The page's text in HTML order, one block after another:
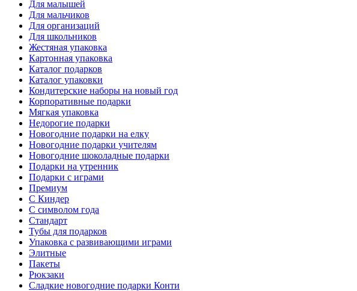
Для малышей
Для мальчиков
Для организаций
Для школьников
Жестяная упаковка
Картонная упаковка
Каталог подарков
Каталог упаковки
Кондитерские наборы на новый год
Корпоративные подарки
Мягкая упаковка
Недорогие подарки
Новогодние подарки на елку
Новогодние подарки учителям
Новогодние шоколадные подарки
Подарки на утренник
Подарки с играми
Премиум
С Киндер
С символом года
Стандарт
Тубы для подарков
Упаковка с развивающими играми
Элитные
Пакеты
Рюкзаки
Сладкие новогодние подарки Конти